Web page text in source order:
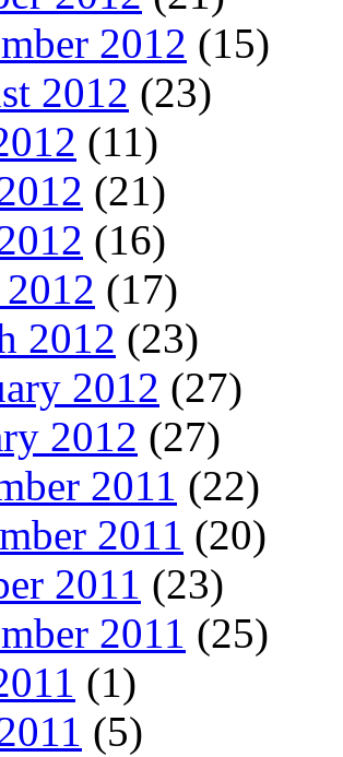
2012 (15)
2012 (23)
(11)
(21)
(16)
(17)
2012 (23)
2012 (27)
2012 (27)
2011 (22)
2011 (20)
2011 (23)
2011 (25)
(1)
(5)